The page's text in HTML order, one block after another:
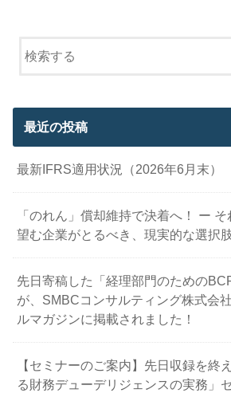
最近の投稿
最新IFRS適用状況（2026年6月末）
「のれん」償却維持で決着へ！ ー
望む企業がとるべき、現実的な選択
先日寄稿した「経理部門のための
が、SMBCコンサルティング株式会
ルマガジンに掲載されました！
【セミナーのご案内】先日収録を終
る財務デューデリジェンスの実務」